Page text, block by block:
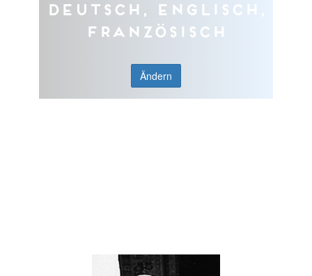
Deutsch, Englisch,
Französisch
Ändern